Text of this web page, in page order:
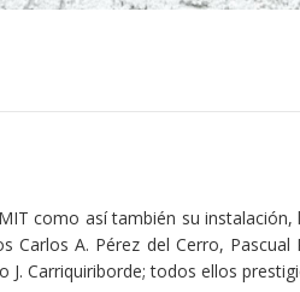
como así también su
A. Pérez del Cerro,
Carriquiriborde; todos ellos